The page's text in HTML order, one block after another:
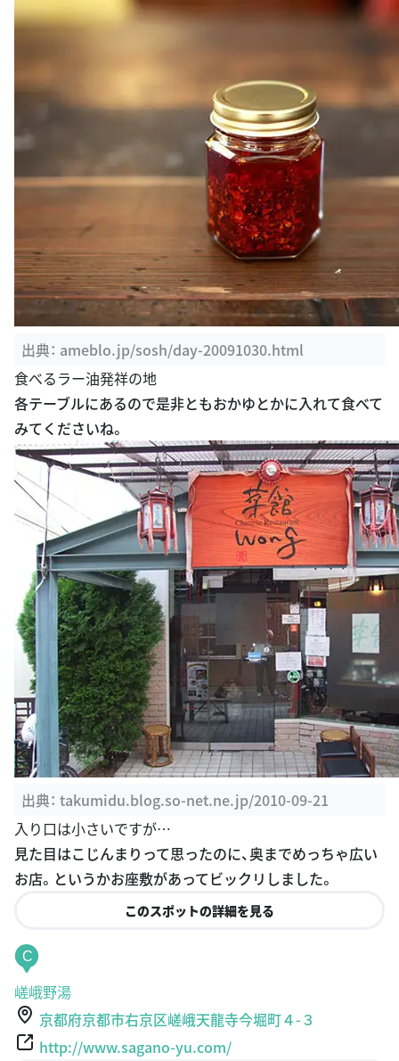
出典： ameblo.jp/sosh/day-20091030.html
食べるラー油発祥の地
各テーブルにあるので是非ともおかゆとかに入れて食べて
みてくださいね。
出典： takumidu.blog.so-net.ne.jp/2010-09-21
入り口は小さいですが…
見た目はこじんまりって思ったのに、奥までめっちゃ広い
お店。というかお座敷があってビックリしました。
このスポットの詳細を見る
C
嵯峨野湯
京都府京都市右京区嵯峨天龍寺今堀町４-３
http://www.sagano-yu.com/